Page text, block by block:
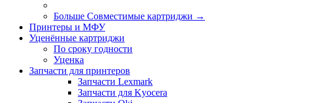
Больше Совместимые картриджи →
Принтеры и МФУ
Уценённые картриджи
По сроку годности
Уценка
Запчасти для принтеров
Запчасти Lexmark
Запчасти для Kyocera